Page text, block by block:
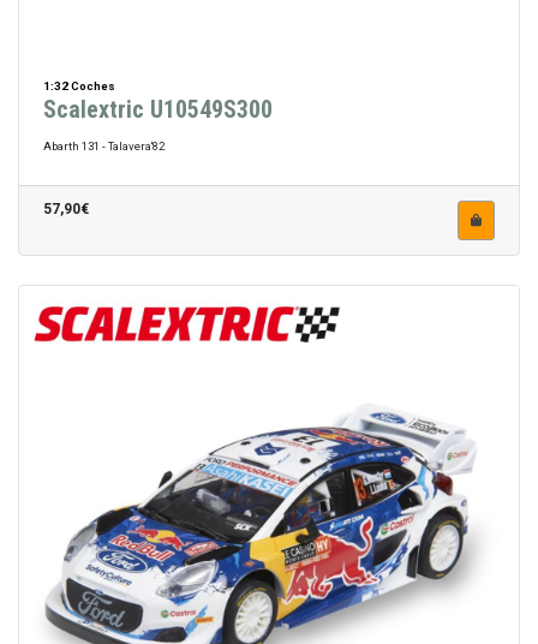
1:32 Coches
Scalextric U10549S300
Abarth 131 - Talavera'82
57,90€